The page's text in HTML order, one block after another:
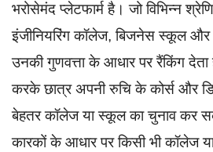
भरोसेमंद प्लेटफार्म है। जो विभिन्न
इंजीनियरिंग कॉलेज, बिजनेस स्कूल
उनकी गुणवत्ता के आधार पर रैंकिंग
करके छात्र अपनी रुचि के कोर्स और
बेहतर कॉलेज या स्कूल का चुनाव कर
कारकों के आधार पर किसी भी कॉलेज